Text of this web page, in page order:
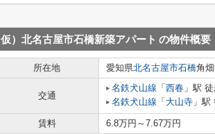
仮）北名古屋市石橋新築アパート の物件概要
所在地 愛知県北名古屋市石橋角
交通
名鉄犬山線 「 西春 」駅
名鉄犬山線 「 大山寺 」駅
賃料 6.8万円～7.67万円